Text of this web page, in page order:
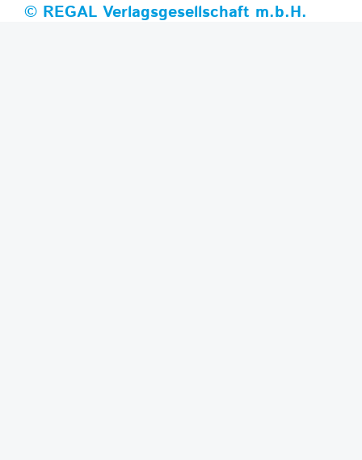
© REGAL Verlagsgesellschaft m.b.H.